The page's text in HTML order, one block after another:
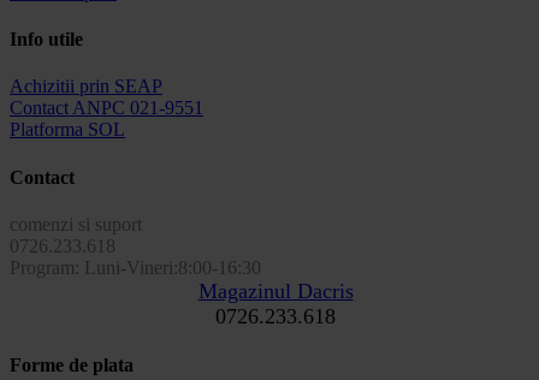
Info utile
Achizitii prin SEAP
Contact ANPC 021-9551
Platforma SOL
Contact
comenzi si suport
0726.233.618
Program: Luni-Vineri:8:00-16:30
Magazinul Dacris
0726.233.618
Forme de plata